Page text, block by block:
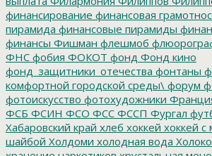
финансирование финансовая
пирамида финансовые пирамиды
финансы Фишман флешмоб
ФНС фобия ФОКОТ фонд Фонд кино
фонд_защитники_отечества фонтаны
комфортной городской среды\ форум
фотоискусство фотохудожники
ФСБ ФСИН ФСО ФСС ФССП Фургал
Хабаровский край хлеб хоккей хоккей с
шайбой Холдоми холодная вода